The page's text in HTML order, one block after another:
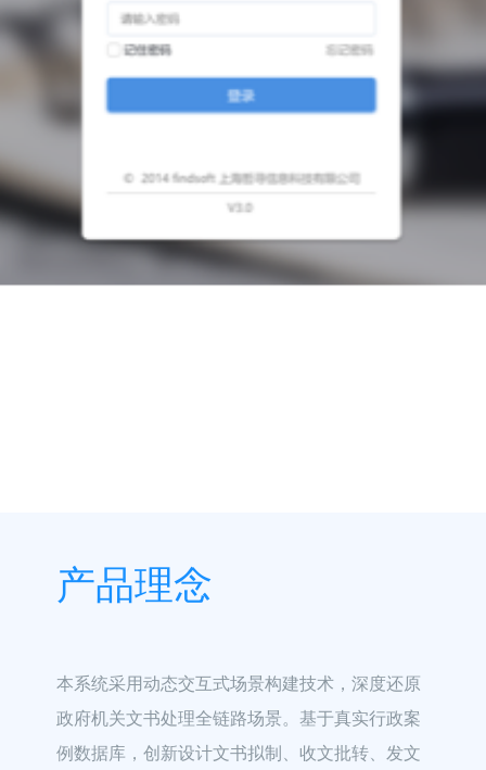
产品理念
本系统采用动态交互式场景构建技术，深度还原
政府机关文书处理全链路场景。基于真实行政案
例数据库，创新设计文书拟制、收文批转、发文